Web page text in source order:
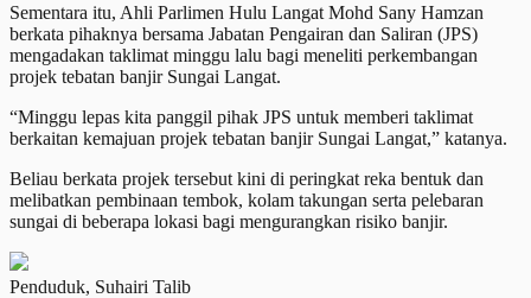
Sementara itu, Ahli Parlimen Hulu Langat Mohd Sany Hamzan
berkata pihaknya bersama Jabatan Pengairan dan Saliran (JPS)
mengadakan taklimat minggu lalu bagi meneliti perkembangan
projek tebatan banjir Sungai Langat.
“Minggu lepas kita panggil pihak JPS untuk memberi taklimat
berkaitan kemajuan projek tebatan banjir Sungai Langat,” katanya.
Beliau berkata projek tersebut kini di peringkat reka bentuk dan
melibatkan pembinaan tembok, kolam takungan serta pelebaran
sungai di beberapa lokasi bagi mengurangkan risiko banjir.
Penduduk, Suhairi Talib